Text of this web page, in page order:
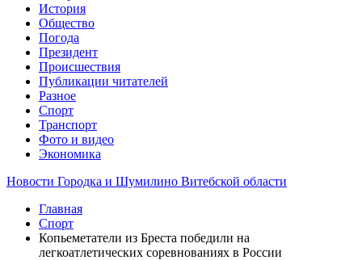
История
Общество
Погода
Президент
Происшествия
Публикации читателей
Разное
Спорт
Транспорт
Фото и видео
Экономика
Новости Городка и Шумилино Витебской области
Главная
Спорт
Копьеметатели из Бреста победили на
легкоатлетических соревнованиях в России